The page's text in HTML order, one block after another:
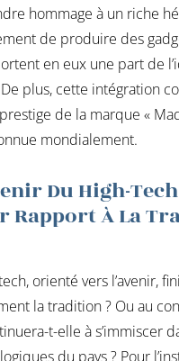
hommage à un riche
de produire des
en eux une part de
plus, cette intégration
de la marque «
mondialement.
Du High-Tech
Rapport À La
orienté vers l’avenir,
la tradition ? Ou au
t-elle à s’immiscer
du pays ? Pour